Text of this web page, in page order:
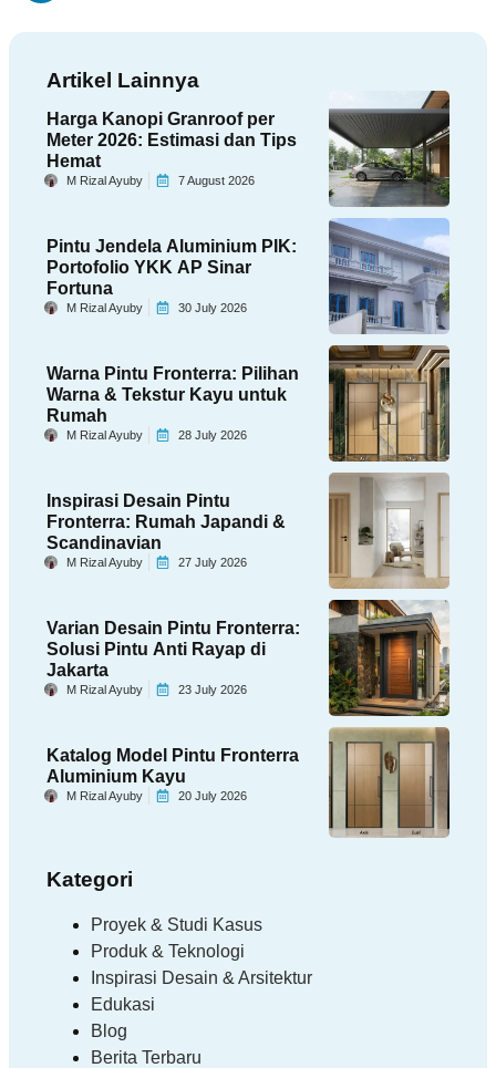
Artikel Lainnya
Harga Kanopi Granroof per
Meter 2026: Estimasi dan Tips
Hemat
M Rizal Ayuby 7 August 2026
Pintu Jendela Aluminium PIK:
Portofolio YKK AP Sinar
Fortuna
M Rizal Ayuby 30 July 2026
Warna Pintu Fronterra: Pilihan
Warna & Tekstur Kayu untuk
Rumah
M Rizal Ayuby 28 July 2026
Inspirasi Desain Pintu
Fronterra: Rumah Japandi &
Scandinavian
M Rizal Ayuby 27 July 2026
Varian Desain Pintu Fronterra:
Solusi Pintu Anti Rayap di
Jakarta
M Rizal Ayuby 23 July 2026
Katalog Model Pintu Fronterra
Aluminium Kayu
M Rizal Ayuby 20 July 2026
Kategori
Proyek & Studi Kasus
Produk & Teknologi
Inspirasi Desain & Arsitektur
Edukasi
Blog
Berita Terbaru